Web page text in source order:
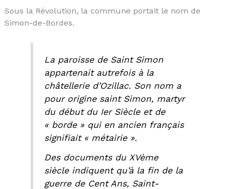
Sous la Révolution, la commune portait le nom de
Simon-de-Bordes.
La paroisse de Saint Simon
appartenait autrefois à la
châtellerie d’Ozillac. Son nom a
pour origine saint Simon, martyr
du début du Ier Siècle et de
« borde » qui en ancien français
signifiait « métairie ».
Des documents du XVème
siècle indiquent qu’à la fin de la
guerre de Cent Ans, Saint-